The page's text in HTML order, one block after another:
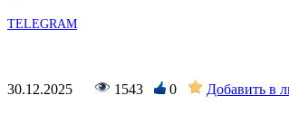
TELEGRAM
30.12.2025 1543 0 Добавить в